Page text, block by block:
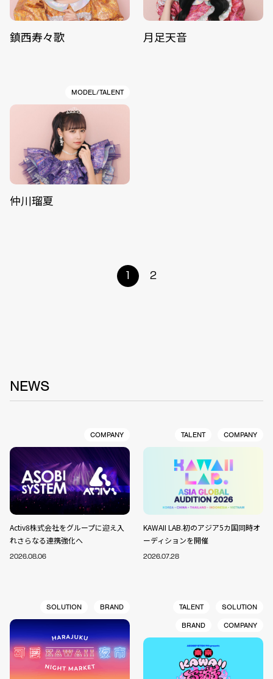
鎮西寿々歌 月足天音
MODEL/TALENT
仲川瑠夏
1 2
NEWS
COMPANY
Activ8株式会社をグループに迎え入
れさらなる連携強化へ
2026.08.06
TALENT COMPANY
KAWAII LAB.初のアジア5カ国同時オ
ーディションを開催
2026.07.28
SOLUTION BRAND TALENT
SOLUTION
BRAND
COMPANY